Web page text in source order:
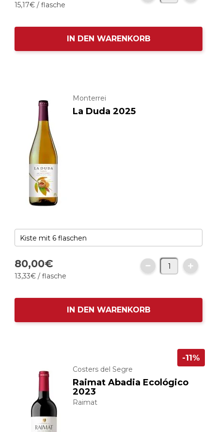
15,17€ / flasche
IN DEN WARENKORB
Monterrei
La Duda 2025
80,00€
13,33€ / flasche
IN DEN WARENKORB
Costers del Segre
Raimat Abadia Ecológico
2023
Raimat
-11%